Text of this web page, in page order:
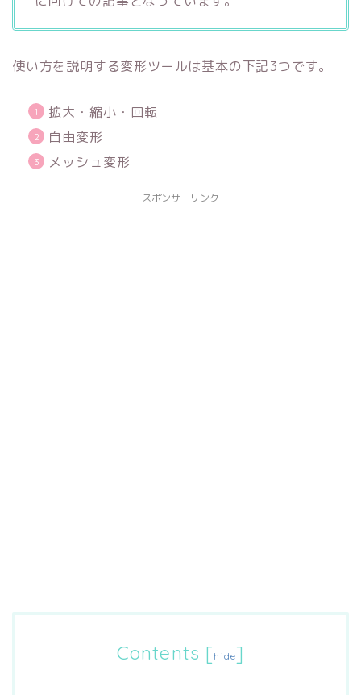
使い方を説明する変形ツールは基本の下記3つです。
拡大・縮小・回転
自由変形
メッシュ変形
スポンサーリンク
Contents [ hide]